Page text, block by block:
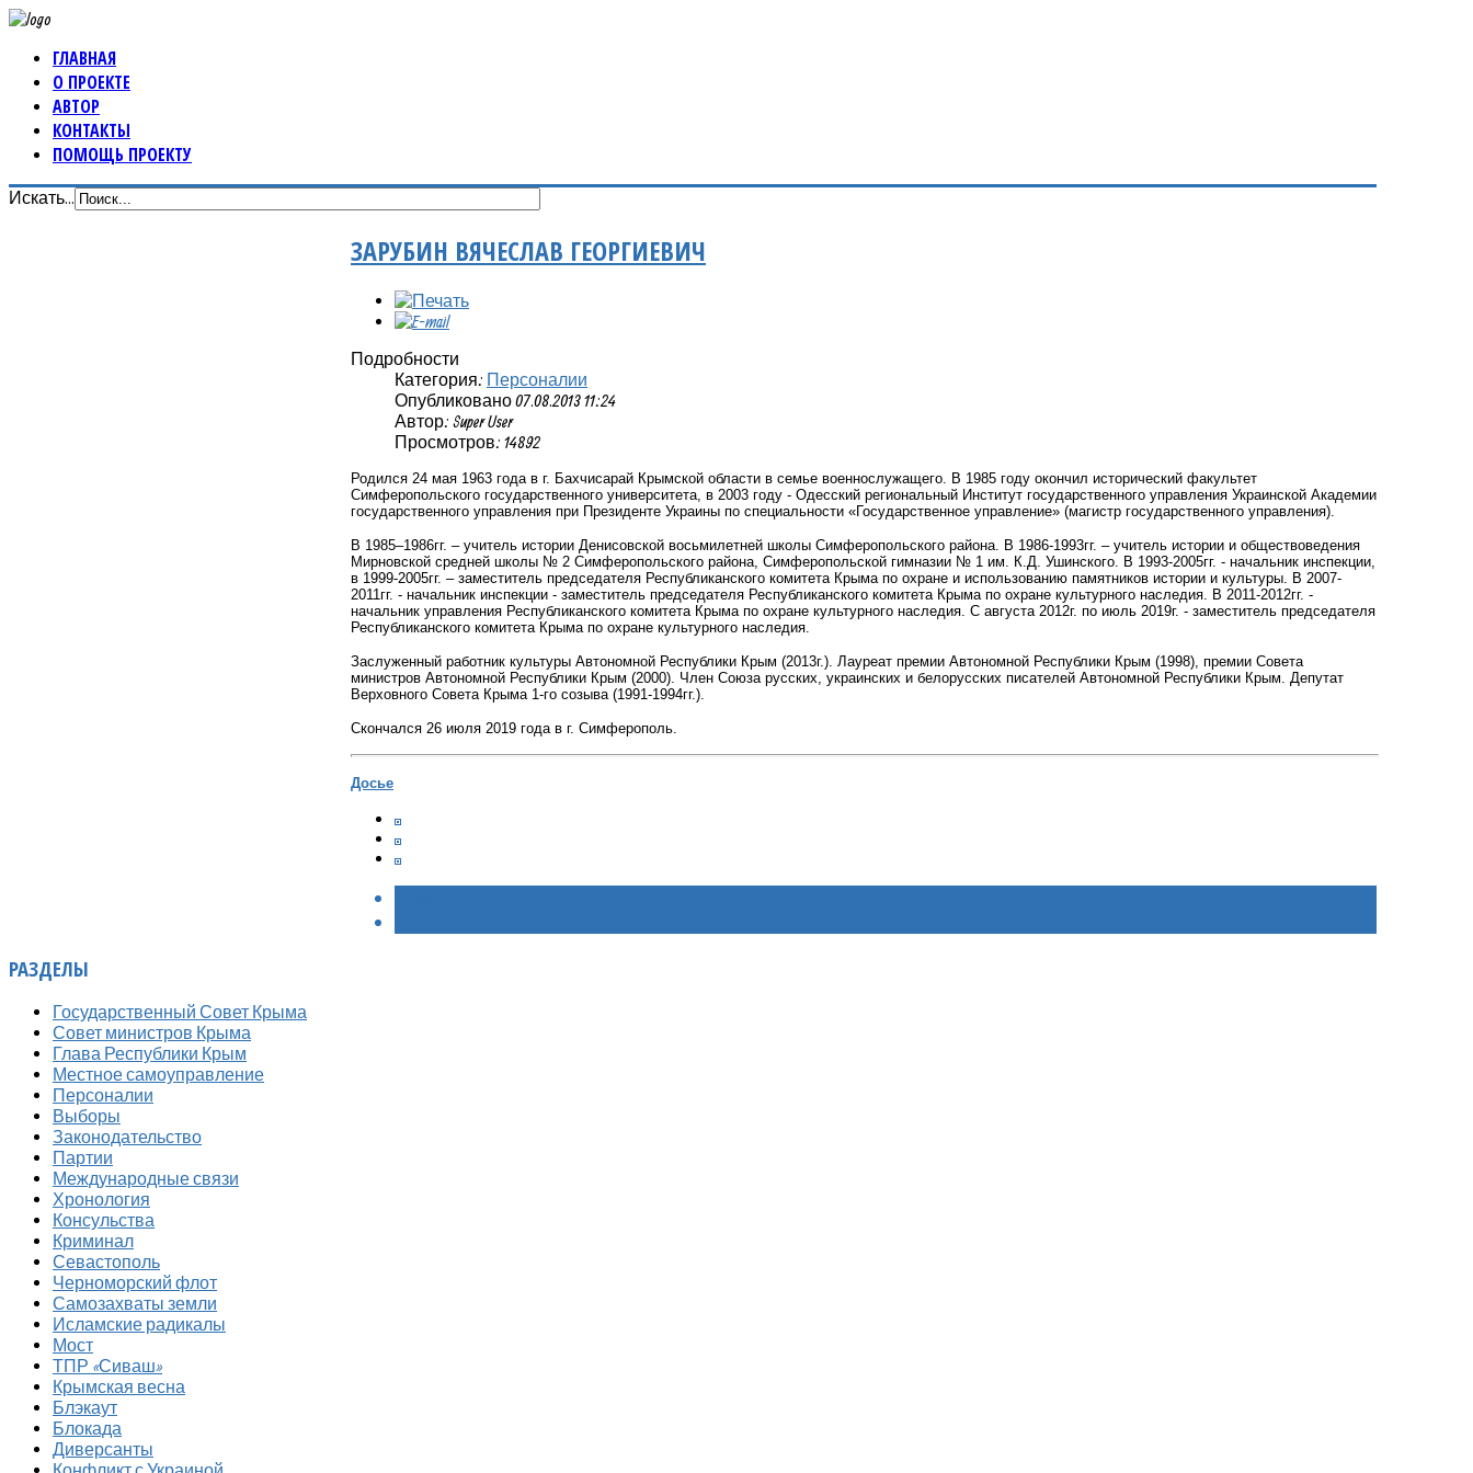
ГЛАВНАЯ
О ПРОЕКТЕ
АВТОР
КОНТАКТЫ
ПОМОЩЬ ПРОЕКТУ
Искать...
ЗАРУБИН ВЯЧЕСЛАВ ГЕОРГИЕВИЧ
Подробности
Категория: Персоналии
Опубликовано 07.08.2013 11:24
Автор: Super User
Просмотров: 14892
Родился 24 мая 1963 года в г. Бахчисарай Крымской области в семье военнослужащего. В 1985 году окончил исторический факультет
Симферопольского государственного университета, в 2003 году - Одесский региональный Институт государственного управления Украинской Академии
государственного управления при Президенте Украины по специальности «Государственное управление» (магистр государственного управления).
В 1985–1986гг. – учитель истории Денисовской восьмилетней школы Симферопольского района. В 1986-1993гг. – учитель истории и обществоведения
Мирновской средней школы № 2 Симферопольского района, Симферопольской гимназии № 1 им. К.Д. Ушинского. В 1993-2005гг. - начальник инспекции,
в 1999-2005гг. – заместитель председателя Республиканского комитета Крыма по охране и использованию памятников истории и культуры. В 2007-
2011гг. - начальник инспекции - заместитель председателя Республиканского комитета Крыма по охране культурного наследия. В 2011-2012гг. -
начальник управления Республиканского комитета Крыма по охране культурного наследия. С августа 2012г. по июль 2019г. - заместитель председателя
Республиканского комитета Крыма по охране культурного наследия.
Заслуженный работник культуры Автономной Республики Крым (2013г.). Лауреат премии Автономной Республики Крым (1998), премии Совета
министров Автономной Республики Крым (2000). Член Союза русских, украинских и белорусских писателей Автономной Республики Крым.
Депутат
Верховного Совета Крыма 1-го созыва (1991-1994гг.).
Скончался 26 июля 2019 года в г. Симферополь.
Досье
РАЗДЕЛЫ
Государственный Совет Крыма
Совет министров Крыма
Глава Республики Крым
Местное самоуправление
Персоналии
Выборы
Законодательство
Партии
Международные связи
Хронология
Консульства
Криминал
Севастополь
Черноморский флот
Самозахваты земли
Исламские радикалы
Мост
ТПР «Сиваш»
Крымская весна
Блэкаут
Блокада
Диверсанты